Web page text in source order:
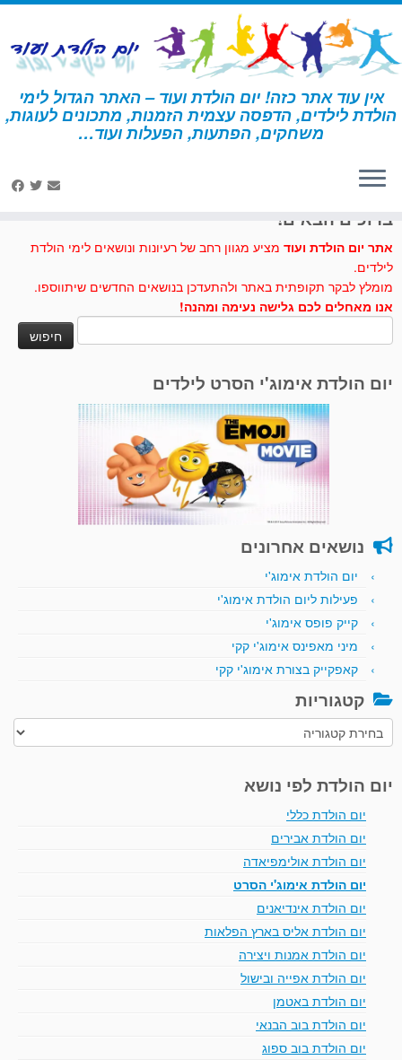
דלג
לתוכן
אין עוד אתר כזה! יום הולדת ועוד – האתר הגדול לימי
הולדת לילדים, הדפסה עצמית הזמנות, מתכונים לעוגות,
משחקים, הפתעות, הפעלות ועוד… דף הבית » עוגת בננות ויוגורט
ברוכים הבאים!
אתר יום הולדת ועוד מציע מגוון רחב של רעיונות ונושאים לימי הולדת
לילדים.
מומלץ לבקר תקופתית באתר ולהתעדכן בנושאים החדשים שיתווספו.
אנו מאחלים לכם גלישה נעימה ומהנה!
יום הולדת אימוג'י הסרט לילדים
נושאים אחרונים
יום הולדת אימוג'י
פעילות ליום הולדת אימוג'י
קייק פופס אימוג'י
מיני מאפינס אימוג'י קקי
קאפקייק בצורת אימוג'י קקי
קטגוריות
קטגוריות
יום הולדת לפי נושא
יום הולדת כללי
יום הולדת אבירים
יום הולדת אולימפיאדה
יום הולדת אימוג'י הסרט
יום הולדת אינדיאנים
יום הולדת אליס בארץ הפלאות
יום הולדת אמנות ויצירה
יום הולדת אפייה ובישול
יום הולדת באטמן
יום הולדת בוב הבנאי
יום הולדת בוב ספוג